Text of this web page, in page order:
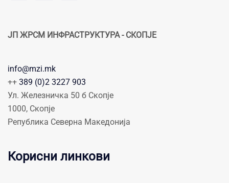
ЈП ЖРСМ ИНФРАСТРУКТУРА - СКОПЈЕ
info@mzi.mk
++ 389 (0)2 3227 903
Ул. Железничка 50 б Скопје
1000, Скопје
Република Северна Македонија
Корисни линкови